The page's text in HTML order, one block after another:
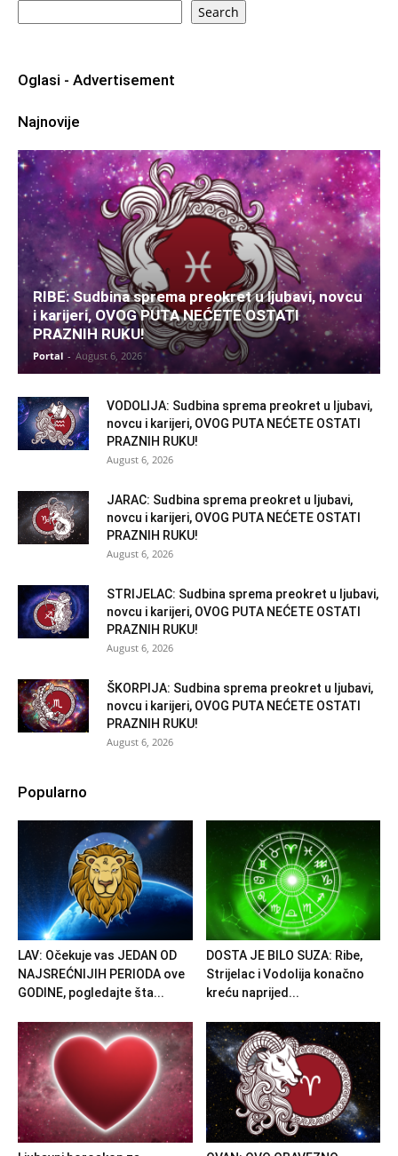
Search
Oglasi - Advertisement
Najnovije
RIBE: Sudbina sprema preokret u ljubavi, novcu
i karijeri, OVOG PUTA NEĆETE OSTATI
PRAZNIH RUKU!
Portal - August 6, 2026
VODOLIJA: Sudbina sprema preokret u ljubavi,
novcu i karijeri, OVOG PUTA NEĆETE OSTATI
PRAZNIH RUKU!
August 6, 2026
JARAC: Sudbina sprema preokret u ljubavi,
novcu i karijeri, OVOG PUTA NEĆETE OSTATI
PRAZNIH RUKU!
August 6, 2026
STRIJELAC: Sudbina sprema preokret u ljubavi,
novcu i karijeri, OVOG PUTA NEĆETE OSTATI
PRAZNIH RUKU!
August 6, 2026
ŠKORPIJA: Sudbina sprema preokret u ljubavi,
novcu i karijeri, OVOG PUTA NEĆETE OSTATI
PRAZNIH RUKU!
August 6, 2026
Popularno
LAV: Očekuje vas JEDAN OD
NAJSREĆNIJIH PERIODA ove
GODINE, pogledajte šta...
DOSTA JE BILO SUZA: Ribe,
Strijelac i Vodolija konačno
kreću naprijed...